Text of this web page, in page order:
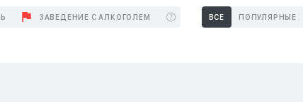
ЗАВЕДЕНИЕ С АЛКОГОЛЕМ ВСЕ ПОПУЛЯРНЫЕ